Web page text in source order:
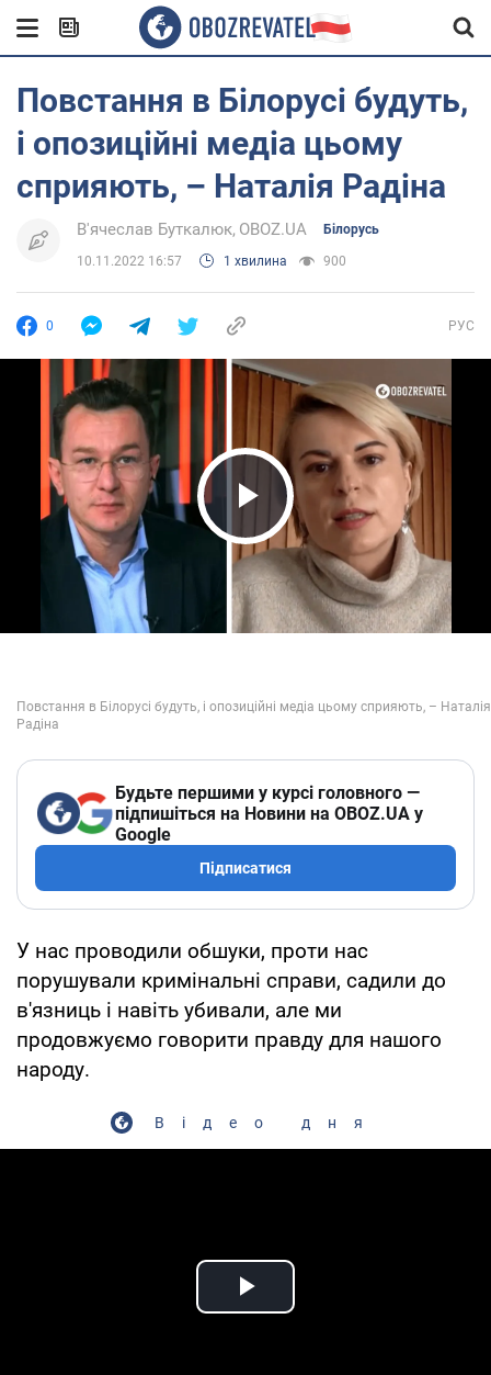
Повстання в Білорусі будуть,
і опозиційні медіа цьому
сприяють, – Наталія Радіна
В'ячеслав Буткалюк OBOZ.UA Білорусь
10.11.2022 16:57 1 хвилина 900
0 РУС
Play Video
Будьте першими у курсі головного —
підпишіться на Новини на OBOZ.UA у
Google
Підписатися
У нас проводили обшуки, проти нас
порушували кримінальні справи, садили до
в'язниць і навіть убивали, але ми
продовжуємо говорити правду для нашого
народу.
Відео дня
Play Video